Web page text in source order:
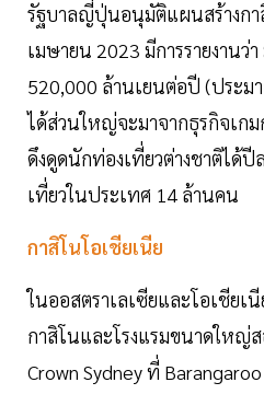
รัฐบาลญี่ปุ่นอนุมัติแผนสร้างก
เมษายน 2023 มีการรายงานว่
520,000 ล้านเยนต่อปี (ประม
ได้ส่วนใหญ่จะมาจากธุรกิจเก
ดึงดูดนักท่องเที่ยวต่างชาติได้
เที่ยวในประเทศ 14 ล้านคน
กาสิโนโอเชียเนีย
ในออสตราเลเซียและโอเชีย
กาสิโนและโรงแรมขนาดใหญ่
Crown Sydney ที่